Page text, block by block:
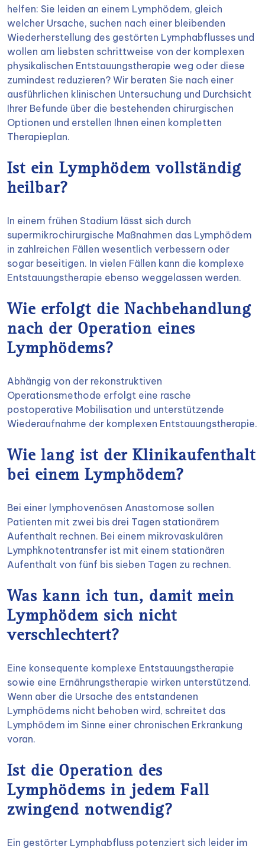
helfen: Sie leiden an einem Lymphödem, gleich
welcher Ursache, suchen nach einer bleibenden
Wiederherstellung des gestörten Lymphabflusses und
wollen am liebsten schrittweise von der komplexen
physikalischen Entstauungstherapie weg oder diese
zumindest reduzieren? Wir beraten Sie nach einer
ausführlichen klinischen Untersuchung und Durchsicht
Ihrer Befunde über die bestehenden chirurgischen
Optionen und erstellen Ihnen einen kompletten
Therapieplan.
Ist ein Lymphödem vollständig
heilbar?
In einem frühen Stadium lässt sich durch
supermikrochirurgische Maßnahmen das Lymphödem
in zahlreichen Fällen wesentlich verbessern oder
sogar beseitigen. In vielen Fällen kann die komplexe
Entstauungstherapie ebenso weggelassen werden.
Wie erfolgt die Nachbehandlung
nach der Operation eines
Lymphödems?
Abhängig von der rekonstruktiven
Operationsmethode erfolgt eine rasche
postoperative Mobilisation und unterstützende
Wiederaufnahme der komplexen Entstauungstherapie.
Wie lang ist der Klinikaufenthalt
bei einem Lymphödem?
Bei einer lymphovenösen Anastomose sollen
Patienten mit zwei bis drei Tagen stationärem
Aufenthalt rechnen. Bei einem mikrovaskulären
Lymphknotentransfer ist mit einem stationären
Aufenthalt von fünf bis sieben Tagen zu rechnen.
Was kann ich tun, damit mein
Lymphödem sich nicht
verschlechtert?
Eine konsequente komplexe Entstauungstherapie
sowie eine Ernährungstherapie wirken unterstützend.
Wenn aber die Ursache des entstandenen
Lymphödems nicht behoben wird, schreitet das
Lymphödem im Sinne einer chronischen Erkrankung
voran.
Ist die Operation des
Lymphödems in jedem Fall
zwingend notwendig?
Ein gestörter Lymphabfluss potenziert sich leider im